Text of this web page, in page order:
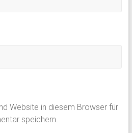
Website in diesem Browser für
speichern.